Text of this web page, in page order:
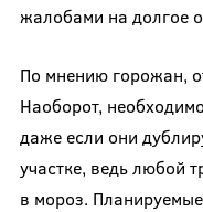
жалобами на долгое
По мнению горожан,
Наоборот,
даже если они
участке, ведь любой
в мороз.